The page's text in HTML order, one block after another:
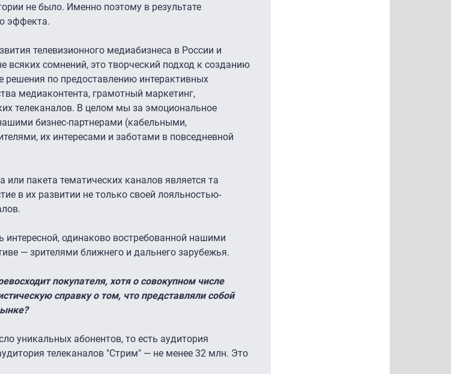
не было. Именно поэтому в результате
эффекта.
телевизионного медиабизнеса в России и
всяких сомнений, это творческий подход к созданию
решения по предоставлению интерактивных
медиаконтента, грамотный маркетинг,
телеканалов. В целом мы за эмоциональное
бизнес-партнерами (кабельными,
их интересами и заботами в повседневной
пакета тематических каналов является та
в их развитии не только своей лояльностью-
одинаково востребованной нашими
— зрителями ближнего и дальнего зарубежья.
покупателя, хотя о совокупном числе
справку о том, что представляли собой
уникальных абонентов, то есть аудитория
телеканалов "Стрим" — не менее 32 млн. Это